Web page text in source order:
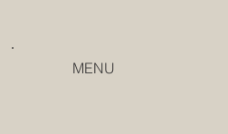
MENU